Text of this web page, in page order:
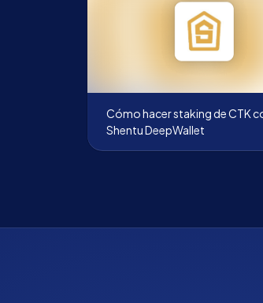
Cómo hacer staking de CTK
Shentu DeepWallet